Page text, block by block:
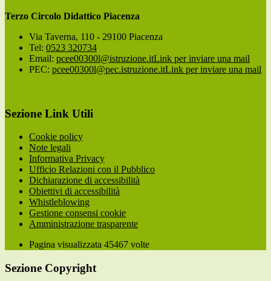
Terzo Circolo Didattico Piacenza
Via Taverna, 110 - 29100 Piacenza
Tel: 0523 320734
Email: pcee00300l@istruzione.itLink per inviare una mail
PEC: pcee00300l@pec.istruzione.itLink per inviare una mail
Sezione Link Utili
Cookie policy
Note legali
Informativa Privacy
Ufficio Relazioni con il Pubblico
Dichiarazione di accessibilità
Obiettivi di accessibilità
Whistleblowing
Gestione consensi cookie
Amministrazione trasparente
Pagina visualizzata 45467 volte
Sezione Copyright